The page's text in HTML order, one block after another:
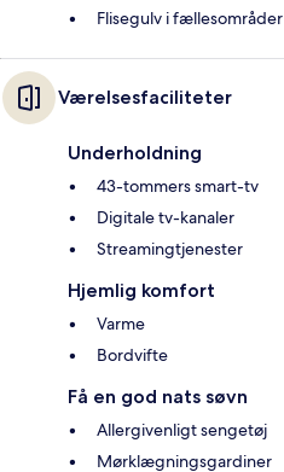
Flisegulv i fællesområder
Værelsesfaciliteter
Underholdning
43-tommers smart-tv
Digitale tv-kanaler
Streamingtjenester
Hjemlig komfort
Varme
Bordvifte
Få en god nats søvn
Allergivenligt sengetøj
Mørklægningsgardiner